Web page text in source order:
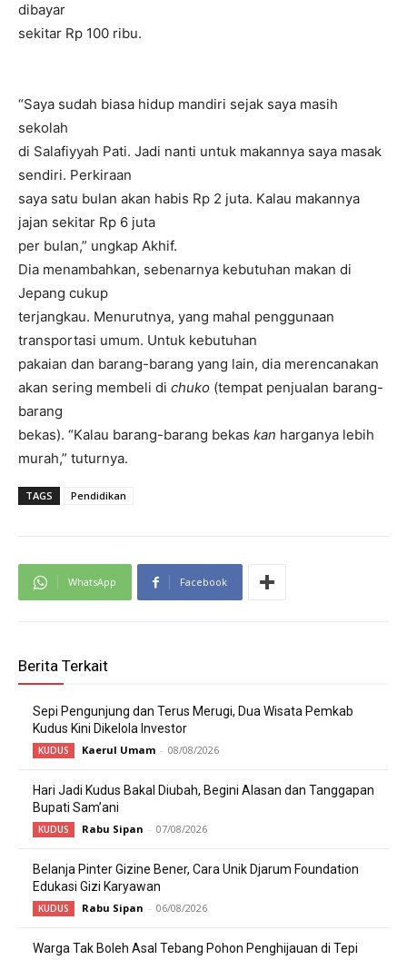
dibayar
sekitar Rp 100 ribu.
“Saya sudah biasa hidup mandiri sejak saya masih
sekolah
di Salafiyyah Pati. Jadi nanti untuk makannya saya masak
sendiri. Perkiraan
saya satu bulan akan habis Rp 2 juta. Kalau makannya
jajan sekitar Rp 6 juta
per bulan,” ungkap Akhif.
Dia menambahkan, sebenarnya kebutuhan makan di
Jepang cukup
terjangkau. Menurutnya, yang mahal penggunaan
transportasi umum. Untuk kebutuhan
pakaian dan barang-barang yang lain, dia merencanakan
akan sering membeli di chuko (tempat penjualan barang-
barang
bekas). “Kalau barang-barang bekas kan harganya lebih
murah,” tuturnya.
TAGS Pendidikan
WhatsApp Facebook
Berita Terkait
Sepi Pengunjung dan Terus Merugi, Dua Wisata Pemkab
Kudus Kini Dikelola Investor
KUDUS Kaerul Umam - 08/08/2026
Hari Jadi Kudus Bakal Diubah, Begini Alasan dan Tanggapan
Bupati Sam’ani
KUDUS Rabu Sipan - 07/08/2026
Belanja Pinter Gizine Bener, Cara Unik Djarum Foundation
Edukasi Gizi Karyawan
KUDUS Rabu Sipan - 06/08/2026
Warga Tak Boleh Asal Tebang Pohon Penghijauan di Tepi